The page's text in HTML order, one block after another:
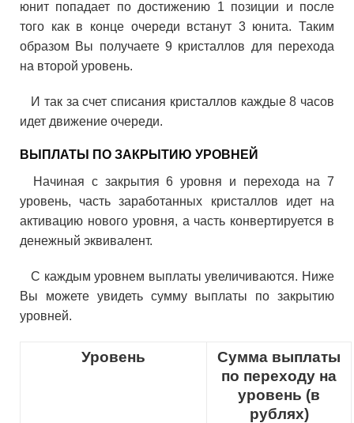
юнит попадает по достижению 1 позиции и после
того как в конце очереди встанут 3 юнита. Таким
образом Вы получаете 9 кристаллов для перехода
на второй уровень.
И так за счет списания кристаллов каждые 8 часов
идет движение очереди.
ВЫПЛАТЫ ПО ЗАКРЫТИЮ УРОВНЕЙ
Начиная с закрытия 6 уровня и перехода на 7
уровень, часть заработанных кристаллов идет на
активацию нового уровня, а часть конвертируется в
денежный эквивалент.
С каждым уровнем выплаты увеличиваются. Ниже
Вы можете увидеть сумму выплаты по закрытию
уровней.
Уровень
Сумма выплаты
по переходу на
уровень (в
рублях)